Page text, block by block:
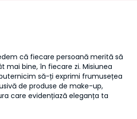
că fiecare persoană merită să
mai bine, în fiecare zi. Misiunea
să-ți exprimi frumusețea
de produse de make-up,
care evidențiază eleganța ta